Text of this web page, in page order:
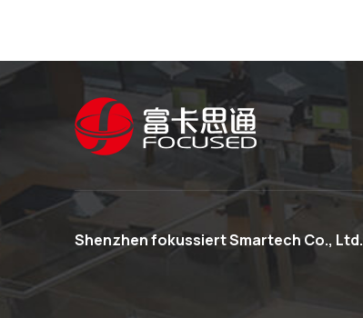
Shenzhen fokussiert Smartech Co., Ltd.